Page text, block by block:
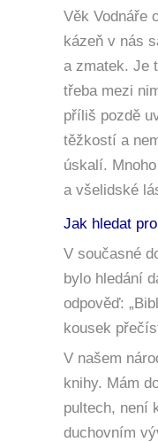
Věk Vodnáře
kázeň v nás
a zmatek. Je
třeba mezi
příliš pozdě
těžkostí a
úskalí.
a všelidské
Jak hledat
V současné
bylo hledání
odpověď:
kousek
V našem
knihy. Mám
pultech, není
duchovním